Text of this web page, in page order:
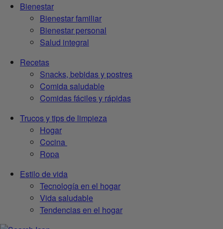
Bienestar
Bienestar familiar
Bienestar personal
Salud integral
Recetas
Snacks, bebidas y postres
Comida saludable
Comidas fáciles y rápidas
Trucos y tips de limpieza
Hogar
Cocina
Ropa
Estilo de vida
Tecnología en el hogar
Vida saludable
Tendencias en el hogar